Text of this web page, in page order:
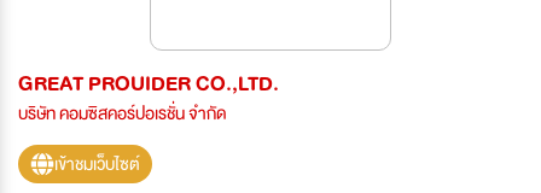
GREAT PROUIDER CO.,LTD.
บริษัท คอมซิสคอร์ปอเรชั่น จำกัด
เข้าชมเว็บไซต์